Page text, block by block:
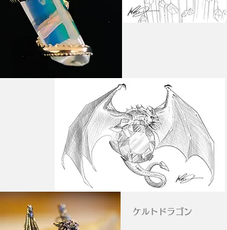
ケルトドラゴン